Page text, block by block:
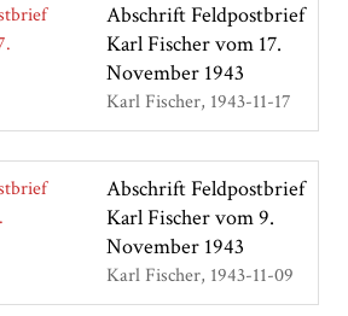
Abschrift Feldpostbrief
Karl Fischer vom 17.
November 1943
Karl Fischer 1943-11-17
Abschrift Feldpostbrief
Karl Fischer vom 9.
November 1943
Karl Fischer 1943-11-09